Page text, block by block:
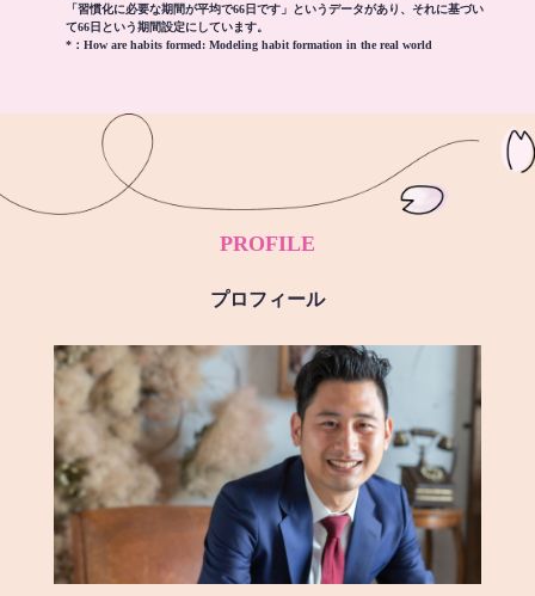
「習慣化に必要な期間が平均で66日です」というデータがあり、それに基づい
て66日という期間設定にしています。
*： How are habits formed: Modeling habit formation in the real world
PROFILE
プロフィール